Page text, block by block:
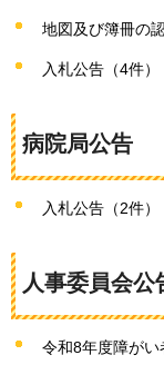
地図及び簿冊の
入札公告（4件）
病院局公告
入札公告（2件）
人事委員会公
令和8年度障が